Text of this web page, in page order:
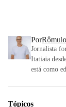
Por
Jornalista
Itatiaia
está como
Tópicos